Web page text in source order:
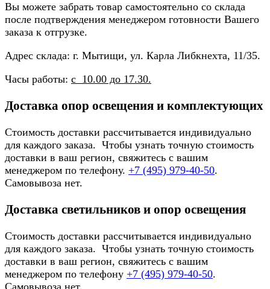
Вы можете забрать товар самостоятельно со склада
после подтверждения менеджером готовности Вашего
заказа к отгрузке.
Адрес склада: г. Мытищи, ул. Карла Либкнехта, 11/35.
Часы работы: с 10.00 до 17.30.
Доставка опор освещения и комплектующих
Стоимость доставки рассчитывается индивидуально
для каждого заказа. Чтобы узнать точную стоимость
доставки в ваш регион, свяжитесь с вашим
менеджером по телефону. +7 (495) 979-40-50.
Самовывоза нет.
Доставка светильников и опор освещения
Стоимость доставки рассчитывается индивидуально
для каждого заказа. Чтобы узнать точную стоимость
доставки в ваш регион, свяжитесь с вашим
менеджером по телефону +7 (495) 979-40-50.